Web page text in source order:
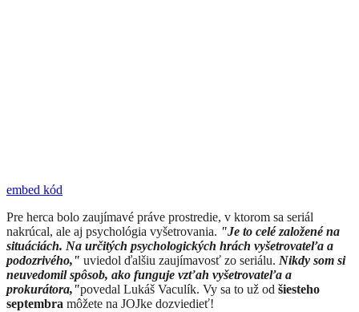
embed kód
​Pre herca bolo zaujímavé práve prostredie, v ktorom sa seriál
nakrúcal, ale aj psychológia vyšetrovania. "Je to celé založené na
situáciách. Na určitých psychologických hrách vyšetrovateľa a
podozrivého," uviedol ďalšiu zaujímavosť zo seriálu. Nikdy som si
neuvedomil spôsob, ako funguje vzťah vyšetrovateľa a
prokurátora,"povedal Lukáš Vaculík. Vy sa to už od šiesteho
septembra môžete na JOJke dozviedieť!